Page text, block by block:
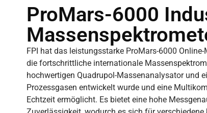
ProMars-6000
FPI hat das leistungsstarke ProMars-6000
die fortschrittliche internationale
hochwertigen Quadrupol-Massenanalysator und
Prozessgasen entwickelt wurde und eine
Echtzeit ermöglicht. Es bietet eine hohe